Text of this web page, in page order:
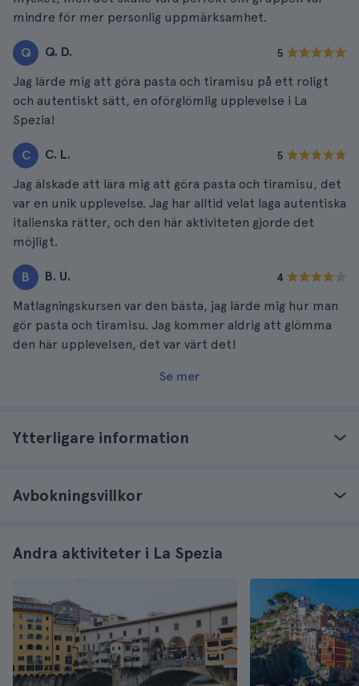
mindre för mer personlig uppmärksamhet.
Q Q. D. 5
Jag lärde mig att göra pasta och tiramisu på ett roligt
och autentiskt sätt, en oförglömlig upplevelse i La
Spezia!
C C. L. 5
Jag älskade att lära mig att göra pasta och tiramisu, det
var en unik upplevelse. Jag har alltid velat laga autentiska
italienska rätter, och den här aktiviteten gjorde det
möjligt.
B B. U. 4
Matlagningskursen var den bästa, jag lärde mig hur man
gör pasta och tiramisu. Jag kommer aldrig att glömma
den här upplevelsen, det var värt det!
Se mer
Ytterligare information
Avbokningsvillkor
Andra aktiviteter i La Spezia